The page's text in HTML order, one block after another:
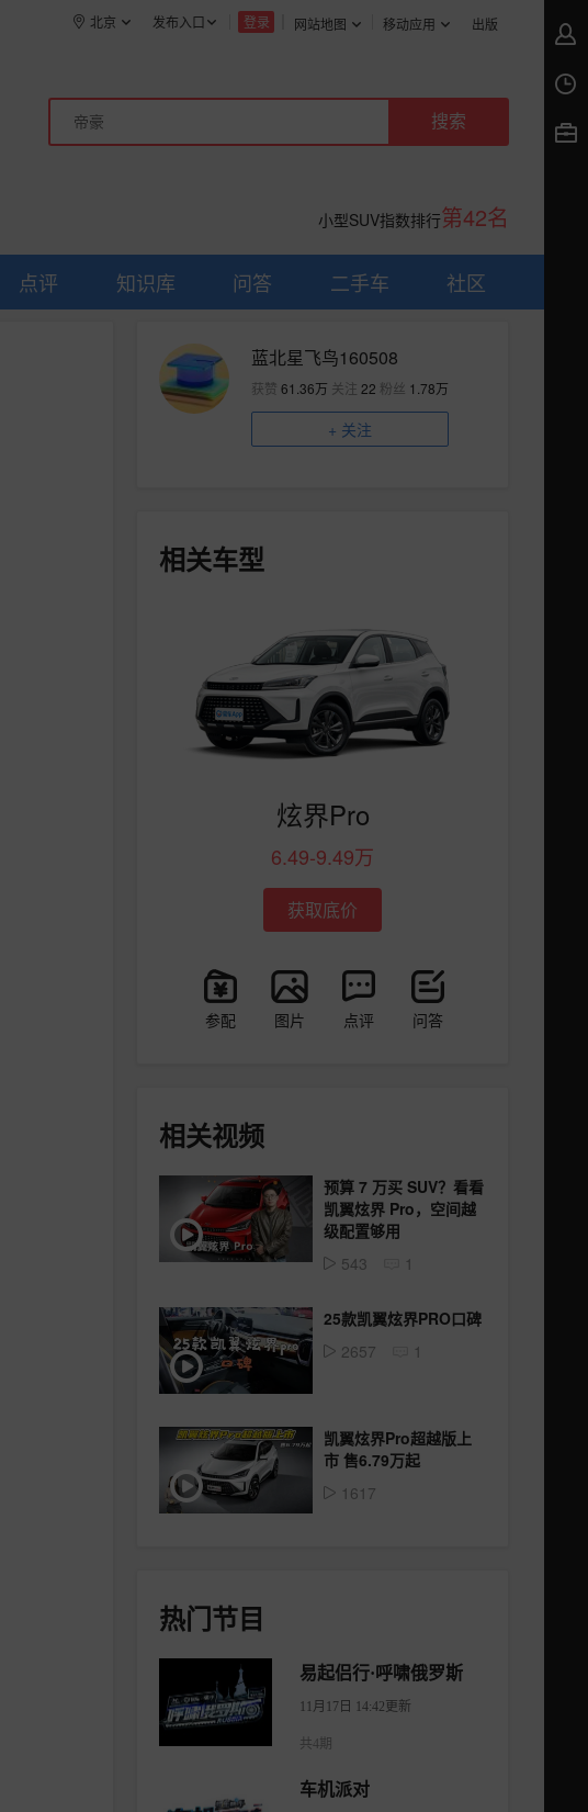
网站地图 移动应用 出版
登录
发布入口
北京
小型SUV指数排行第42名
点评 知识库 问答 二手车 社区
蓝北星飞鸟160508
获赞 61.36万 关注 22 粉丝 1.78万
+ 关注
相关车型
炫界Pro
6.49-9.49万
获取底价
参配 图片 点评 问答
相关视频
预算 7 万买 SUV？看看
凯翼炫界 Pro，空间越
级配置够用
543
1
25款凯翼炫界PRO口碑
2657
1
凯翼炫界Pro超越版上
市 售6.79万起
1617
热门节目
易起侣行·呼啸俄罗斯
11月17日 14:42更新
共4期
车机派对